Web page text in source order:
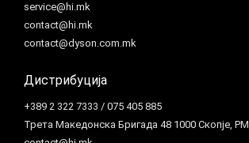
service@hi.mk
contact@hi.mk
contact@dyson.com.mk
Дистрибуција
+389 2 322 7333 / 075 405 885
Трета Македонска Бригада 48 1000 Скопје, РМ